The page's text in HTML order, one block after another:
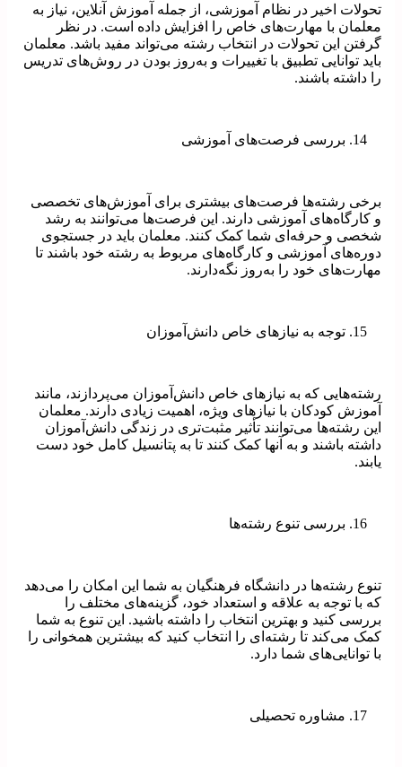
تحولات اخیر در نظام آموزشی، از جمله آموزش آنلاین، نیاز به
معلمان با مهارت‌های خاص را افزایش داده است. در نظر
گرفتن این تحولات در انتخاب رشته می‌تواند مفید باشد. معلمان
باید توانایی تطبیق با تغییرات و به‌روز بودن در روش‌های تدریس
را داشته باشند.
بررسی فرصت‌های آموزشی
برخی رشته‌ها فرصت‌های بیشتری برای آموزش‌های تخصصی
و کارگاه‌های آموزشی دارند. این فرصت‌ها می‌توانند به رشد
شخصی و حرفه‌ای شما کمک کنند. معلمان باید در جستجوی
دوره‌های آموزشی و کارگاه‌های مربوط به رشته خود باشند تا
مهارت‌های خود را به‌روز نگه‌دارند.
توجه به نیازهای خاص دانش‌آموزان
رشته‌هایی که به نیازهای خاص دانش‌آموزان می‌پردازند، مانند
آموزش کودکان با نیازهای ویژه، اهمیت زیادی دارند. معلمان
این رشته‌ها می‌توانند تأثیر مثبت‌تری در زندگی دانش‌آموزان
داشته باشند و به آنها کمک کنند تا به پتانسیل کامل خود دست
یابند.
بررسی تنوع رشته‌ها
تنوع رشته‌ها در دانشگاه فرهنگیان به شما این امکان را می‌دهد
که با توجه به علاقه و استعداد خود، گزینه‌های مختلف را
بررسی کنید و بهترین انتخاب را داشته باشید. این تنوع به شما
کمک می‌کند تا رشته‌ای را انتخاب کنید که بیشترین همخوانی را
با توانایی‌های شما دارد.
مشاوره تحصیلی